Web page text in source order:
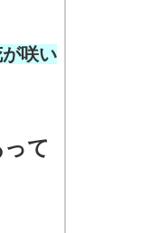
咲い
て